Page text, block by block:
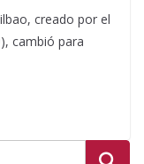
creado por el
cambió para